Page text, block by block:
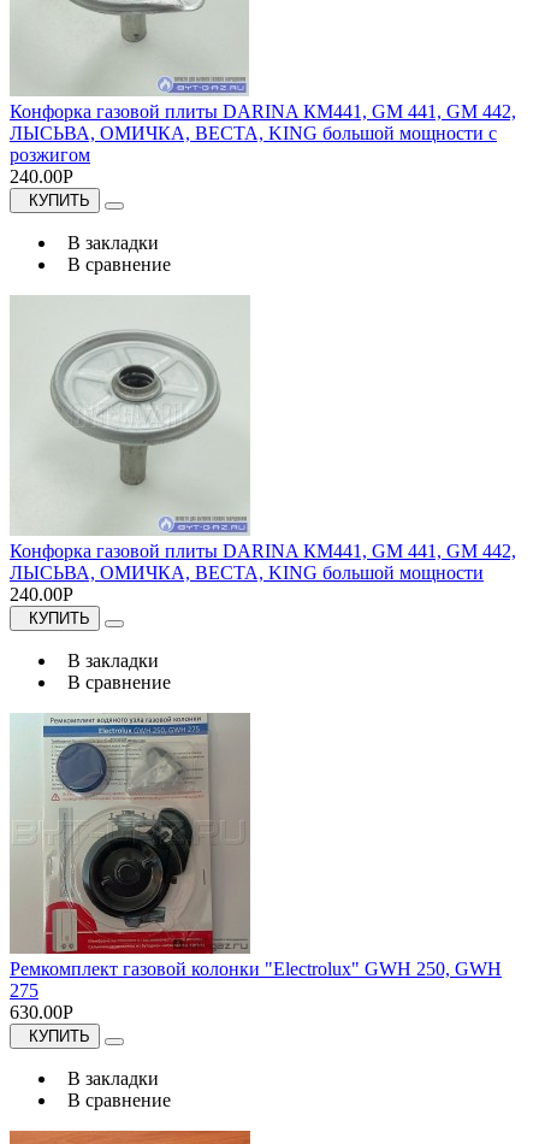
Конфорка газовой плиты DARINA КМ441, GM 441, GM 442,
ЛЫСЬВА, ОМИЧКА, ВЕСТА, KING большой мощности с
розжигом
240.00Р
КУПИТЬ
В закладки
В сравнение
Конфорка газовой плиты DARINA КМ441, GM 441, GM 442,
ЛЫСЬВА, ОМИЧКА, ВЕСТА, KING большой мощности
240.00Р
КУПИТЬ
В закладки
В сравнение
Ремкомплект газовой колонки "Electrolux" GWH 250, GWH
275
630.00Р
КУПИТЬ
В закладки
В сравнение